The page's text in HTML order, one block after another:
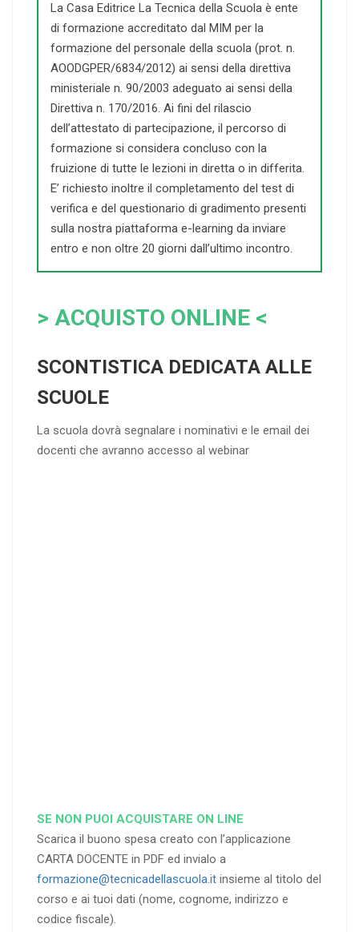
La Casa Editrice La Tecnica della Scuola è ente
di formazione accreditato dal MIM per la
formazione del personale della scuola (prot. n.
AOODGPER/6834/2012) ai sensi della direttiva
ministeriale n. 90/2003 adeguato ai sensi della
Direttiva n. 170/2016. Ai fini del rilascio
dell’attestato di partecipazione, il percorso di
formazione si considera concluso con la
fruizione di tutte le lezioni in diretta o in differita.
E’ richiesto inoltre il completamento del test di
verifica e del questionario di gradimento presenti
sulla nostra piattaforma e-learning da inviare
entro e non oltre 20 giorni dall’ultimo incontro.
> ACQUISTO ONLINE <
SCONTISTICA DEDICATA ALLE
SCUOLE
La scuola dovrà segnalare i nominativi e le email dei
docenti che avranno accesso al webinar
SE NON PUOI ACQUISTARE ON LINE
Scarica il buono spesa creato con l’applicazione
CARTA DOCENTE in PDF ed invialo a
formazione@tecnicadellascuola.it insieme al titolo del
corso e ai tuoi dati (nome, cognome, indirizzo e
codice fiscale).